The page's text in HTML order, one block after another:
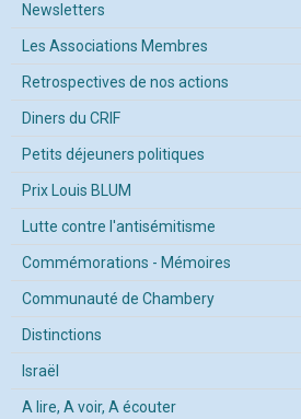
Newsletters
Les Associations Membres
Retrospectives de nos actions
Diners du CRIF
Petits déjeuners politiques
Prix Louis BLUM
Lutte contre l'antisémitisme
Commémorations - Mémoires
Communauté de Chambery
Distinctions
Israël
A lire, A voir, A écouter